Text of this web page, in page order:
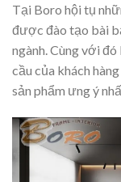
Tại Boro hội tụ
được đào tạo bài
ngành. Cùng với đó
cầu của khách
sản phẩm ưng ý